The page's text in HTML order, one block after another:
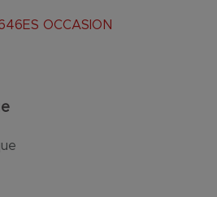
OCCASION